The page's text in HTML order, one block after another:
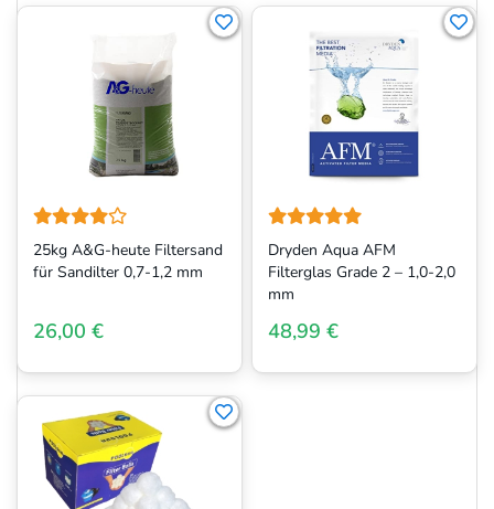
25kg A&G-heute Filtersand
für Sandilter 0,7-1,2 mm
26,00 €
Dryden Aqua AFM
Filterglas Grade 2 – 1,0-2,0
mm
48,99 €